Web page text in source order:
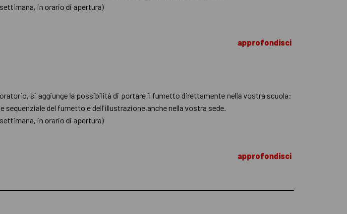
in orario di apertura)
approfondisci
si aggiunge la possibilità di portare il fumetto direttamente nella vostra scuola:
del fumetto e dell'illustrazione,anche nella vostra sede.
in orario di apertura)
approfondisci